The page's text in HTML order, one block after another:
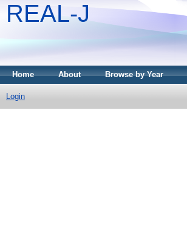
REAL-J
Home About Browse by Year
Login